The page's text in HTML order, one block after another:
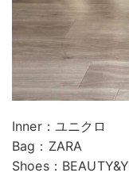
Inner：ユニクロ
Bag：ZARA
Shoes：